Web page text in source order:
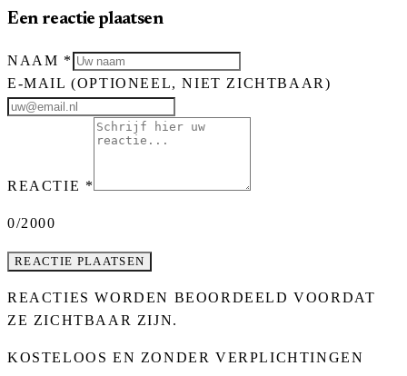
Een reactie plaatsen
NAAM *
E-MAIL(OPTIONEEL, NIET ZICHTBAAR)
REACTIE *
0/2000
REACTIE PLAATSEN
REACTIES WORDEN BEOORDEELD VOORDAT
ZE ZICHTBAAR ZIJN.
KOSTELOOS EN ZONDER VERPLICHTINGEN